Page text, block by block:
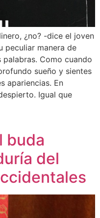
¿no? -dice el joven
peculiar manera de
Como cuando
sueño y sientes
apariencias. En
Igual que
buda
del